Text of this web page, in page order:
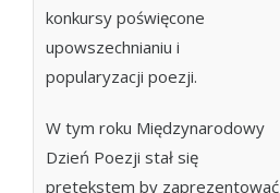
konkursy poświęcone
upowszechnianiu i
popularyzacji poezji.
W tym roku Międzynarodowy
Dzień Poezji stał się
pretekstem by zaprezentować